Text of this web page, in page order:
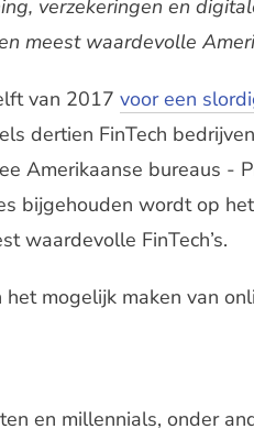
verzekeringen en
meest waardevolle
van 2017 voor een
dertien FinTech
Amerikaanse bureaus -
bijgehouden wordt op
waardevolle FinTech’s.
het mogelijk maken van
en millennials, onder